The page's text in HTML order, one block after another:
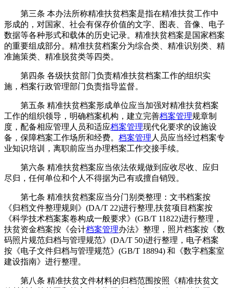
第三条 本办法所称精准扶贫档案是指在精准扶贫工作中
形成的，对国家、社会有保存价值的文字、图表、音像、电子
数据等各种形式和载体的历史记录。精准扶贫档案是国家档案
的重要组成部分。精准扶贫档案分为综合类、精准识别类、精
准施策类、精准脱贫类等四类。
第四条 各级扶贫部门负责精准扶贫档案工作的组织实
施，档案行政管理部门负责指导监督。
第五条 精准扶贫档案形成单位应当加强对精准扶贫档案
工作的组织领导，明确档案机构，建立完善档案管理规章制
度，配备相应管理人员和适应档案管理现代化要求的设施设
备，保障档案工作场所和经费。 档案管理 人员应当经过档案专
业知识培训，离职前应当办理档案工作交接手续。
第六条 精准扶贫档案应当依法依规做到应收尽收、应归
尽归，任何单位和个人不得据为己有或擅自销毁。
第七条 精准扶贫档案应当分门别类整理：文书档案按
《归档文件整理规则》(DA/T 22)进行整理,扶贫项目档案按
《科学技术档案案卷构成一般要求》(GB/T 11822)进行整理，
扶贫资金档案按《会计档案管理办法》整理，照片档案按《数
码照片规范归档与管理规范》(DA/T 50)进行整理，电子档案
按《电子文件归档与管理规范》(GB/T 18894) 和《数字档案室
建设指南》进行整理。
第八条 精准扶贫文件材料的归档范围按照《精准扶贫文